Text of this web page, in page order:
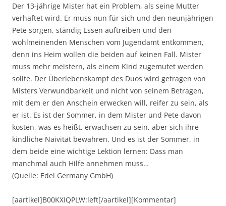
Der 13-jährige Mister hat ein Problem, als seine Mutter
verhaftet wird. Er muss nun für sich und den neunjährigen
Pete sorgen, ständig Essen auftreiben und den
wohlmeinenden Menschen vom Jugendamt entkommen,
denn ins Heim wollen die beiden auf keinen Fall. Mister
muss mehr meistern, als einem Kind zugemutet werden
sollte. Der Überlebenskampf des Duos wird getragen von
Misters Verwundbarkeit und nicht von seinem Betragen,
mit dem er den Anschein erwecken will, reifer zu sein, als
er ist. Es ist der Sommer, in dem Mister und Pete davon
kosten, was es heißt, erwachsen zu sein, aber sich ihre
kindliche Naivität bewahren. Und es ist der Sommer, in
dem beide eine wichtige Lektion lernen: Dass man
manchmal auch Hilfe annehmen muss…
(Quelle: Edel Germany GmbH)
[aartikel]B00KXIQPLW:left[/aartikel][Kommentar]